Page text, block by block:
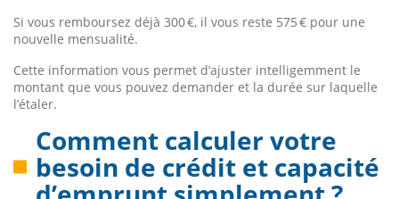
Si vous remboursez déjà 300 €, il vous reste 575 € pour une
nouvelle mensualité.
Cette information vous permet d’ajuster intelligemment le
montant que vous pouvez demander et la durée sur laquelle
l’étaler.
Comment calculer votre
besoin de crédit et capacité